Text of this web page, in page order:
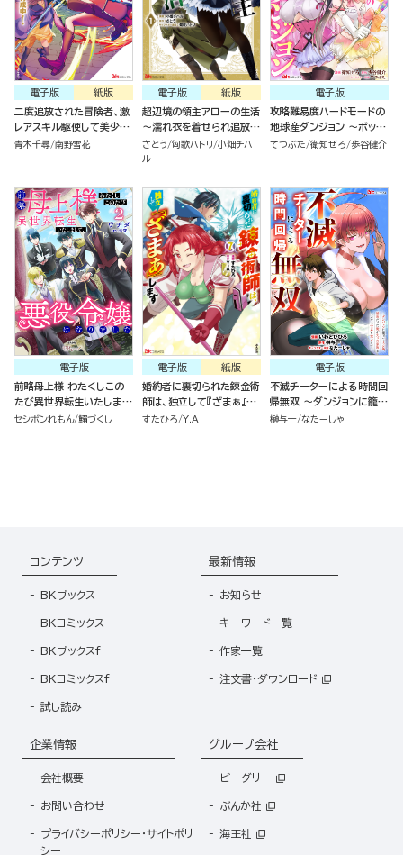
紙版
電子版
二度追放された冒険者、激
レアスキル駆使して美少女
軍団を育成中！ コミック版
青木千尋 南野雪花
紙版
電子版
超辺境の領主アローの生活
～濡れ衣を着せられ追放さ
れましたが、二人の女神と
新生活を送ります～ コミッ
さとう 匈歌ハトリ 小畑チハ
ル
電子版
攻略難易度ハードモードの
地球産ダンジョン ～ボッチ
が異世界の少女たちと、余
てつぶた 衛知ぜろ 歩谷健介
電子版
前略母上様 わたくしこの
たび異世界転生いたしまし
て、悪役令嬢になりました
セシボンれもん 鰯づくし
紙版
電子版
婚約者に裏切られた錬金術
師は、独立して『ざまぁ』し
ます（7）
すたひろ Y.A
電子版
不滅チーターによる時間回
帰無双 ～ダンジョンに籠っ
て1万年。最弱だった俺が
榊与一 なたーしゃ
コンテンツ
BKブックス
BKコミックス
BKブックスf
BKコミックスf
試し読み
最新情報
お知らせ
キーワード一覧
作家一覧
注文書・ダウンロード
企業情報
会社概要
お問い合わせ
プライバシーポリシー・サイトポリ
シー
グループ会社
ビーグリー
ぶんか社
海王社